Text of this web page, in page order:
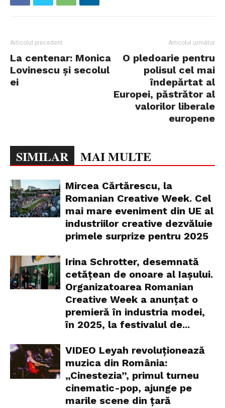
Articolul precedent
La centenar: Monica
Lovinescu şi secolul
ei
Articolul următor
O pledoarie pentru
polisul cel mai
îndepărtat al
Europei, păstrător al
valorilor liberale
europene
SIMILAR MAI MULTE
Mircea Cărtărescu, la
Romanian Creative Week. Cel
mai mare eveniment din UE al
industriilor creative dezvăluie
primele surprize pentru 2025
Irina Schrotter, desemnată
cetățean de onoare al Iașului.
Organizatoarea Romanian
Creative Week a anunțat o
premieră în industria modei,
în 2025, la festivalul de...
VIDEO Leyah revoluționează
muzica din România:
„Cinestezia”, primul turneu
cinematic-pop, ajunge pe
marile scene din țară